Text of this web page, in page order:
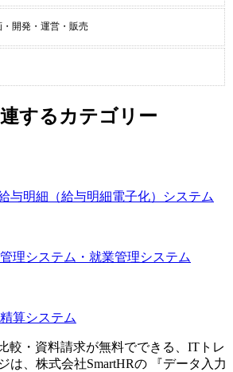
・開発・運営・販売
するカテゴリー
与明細（給与明細電子化）システム
理システム・就業管理システム
算システム
較・資料請求が無料でできる、ITトレ
は、 株式会社SmartHRの 『データ入力